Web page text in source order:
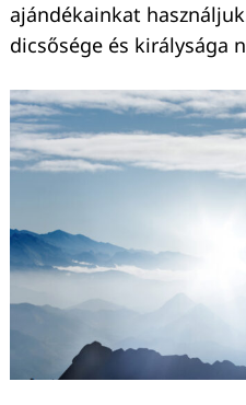
ajándékainkat
dicsősége és királysága
Keresés: